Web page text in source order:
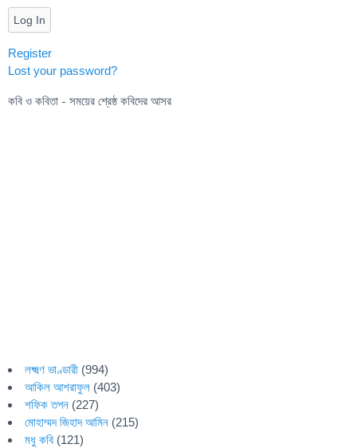
Log In
Register
Lost your password?
কবি ও কবিতা - সময়ের শ্রেষ্ঠ কবিদের আসর
লক্ষ্মণ ভাণ্ডারী (994)
আকিল আশরাফুল (403)
শফিক তপন (227)
মোহাম্মদ জিহাদ আমিন (215)
মধু কবি (121)